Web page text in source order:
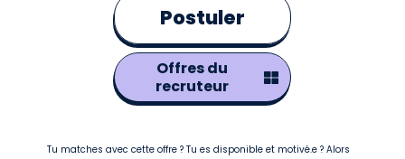
Postuler
Offres du
recruteur
Tu matches avec cette offre ? Tu es disponible et motivé.e ? Alors